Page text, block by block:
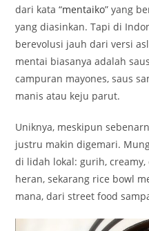
dari kata “mentaiko” yang
yang diasinkan. Tapi di
berevolusi jauh dari versi
mentai biasanya adalah
campuran mayones, saus
manis atau keju parut.
Uniknya, meskipun
justru makin digemari.
di lidah lokal: gurih,
heran, sekarang rice bowl
mana, dari street food